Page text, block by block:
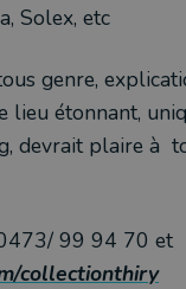
Solex, etc
genre,
lieu étonnant,
devrait plaire à
99 94 70 et
collectionthiry